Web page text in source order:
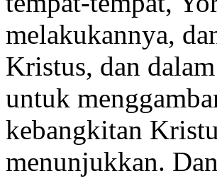
melakukannya,
Kristus, dan
untuk
kebangkitan
menunjukkan.